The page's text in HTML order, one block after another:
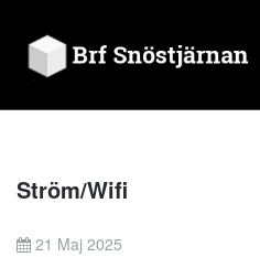
Ström/Wifi
21 Maj 2025